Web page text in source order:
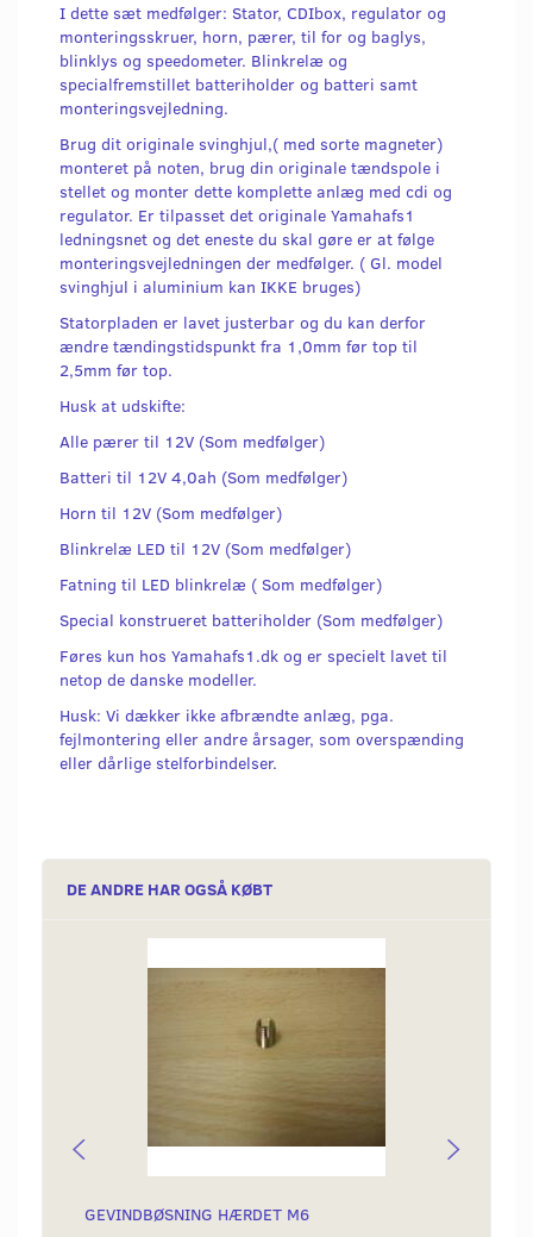
I dette sæt medfølger: Stator, CDIbox, regulator og
monteringsskruer, horn, pærer, til for og baglys,
blinklys og speedometer. Blinkrelæ og
specialfremstillet batteriholder og batteri samt
monteringsvejledning.
Brug dit originale svinghjul,( med sorte magneter)
monteret på noten, brug din originale tændspole i
stellet og monter dette komplette anlæg med cdi og
regulator. Er tilpasset det originale Yamahafs1
ledningsnet og det eneste du skal gøre er at følge
monteringsvejledningen der medfølger. ( Gl. model
svinghjul i aluminium kan IKKE bruges)
Statorpladen er lavet justerbar og du kan derfor
ændre tændingstidspunkt fra 1,0mm før top til
2,5mm før top.
Husk at udskifte:
Alle pærer til 12V (Som medfølger)
Batteri til 12V 4,0ah (Som medfølger)
Horn til 12V (Som medfølger)
Blinkrelæ LED til 12V (Som medfølger)
Fatning til LED blinkrelæ ( Som medfølger)
Special konstrueret batteriholder (Som medfølger)
Føres kun hos Yamahafs1.dk og er specielt lavet til
netop de danske modeller.
Husk: Vi dækker ikke afbrændte anlæg, pga.
fejlmontering eller andre årsager, som overspænding
eller dårlige stelforbindelser.
DE ANDRE HAR OGSÅ KØBT
GEVINDBØSNING HÆRDET M6